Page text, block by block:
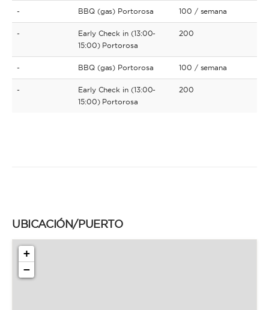
- BBQ (gas) Portorosa 100 / semana
-
Early Check in (13:00-
15:00) Portorosa
200
- BBQ (gas) Portorosa 100 / semana
-
Early Check in (13:00-
15:00) Portorosa
200
UBICACIÓN/PUERTO
+
−